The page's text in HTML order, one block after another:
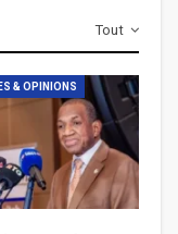
Tout
& OPINIONS